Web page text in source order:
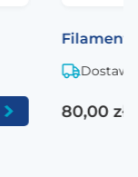
Filament
80,00 zł